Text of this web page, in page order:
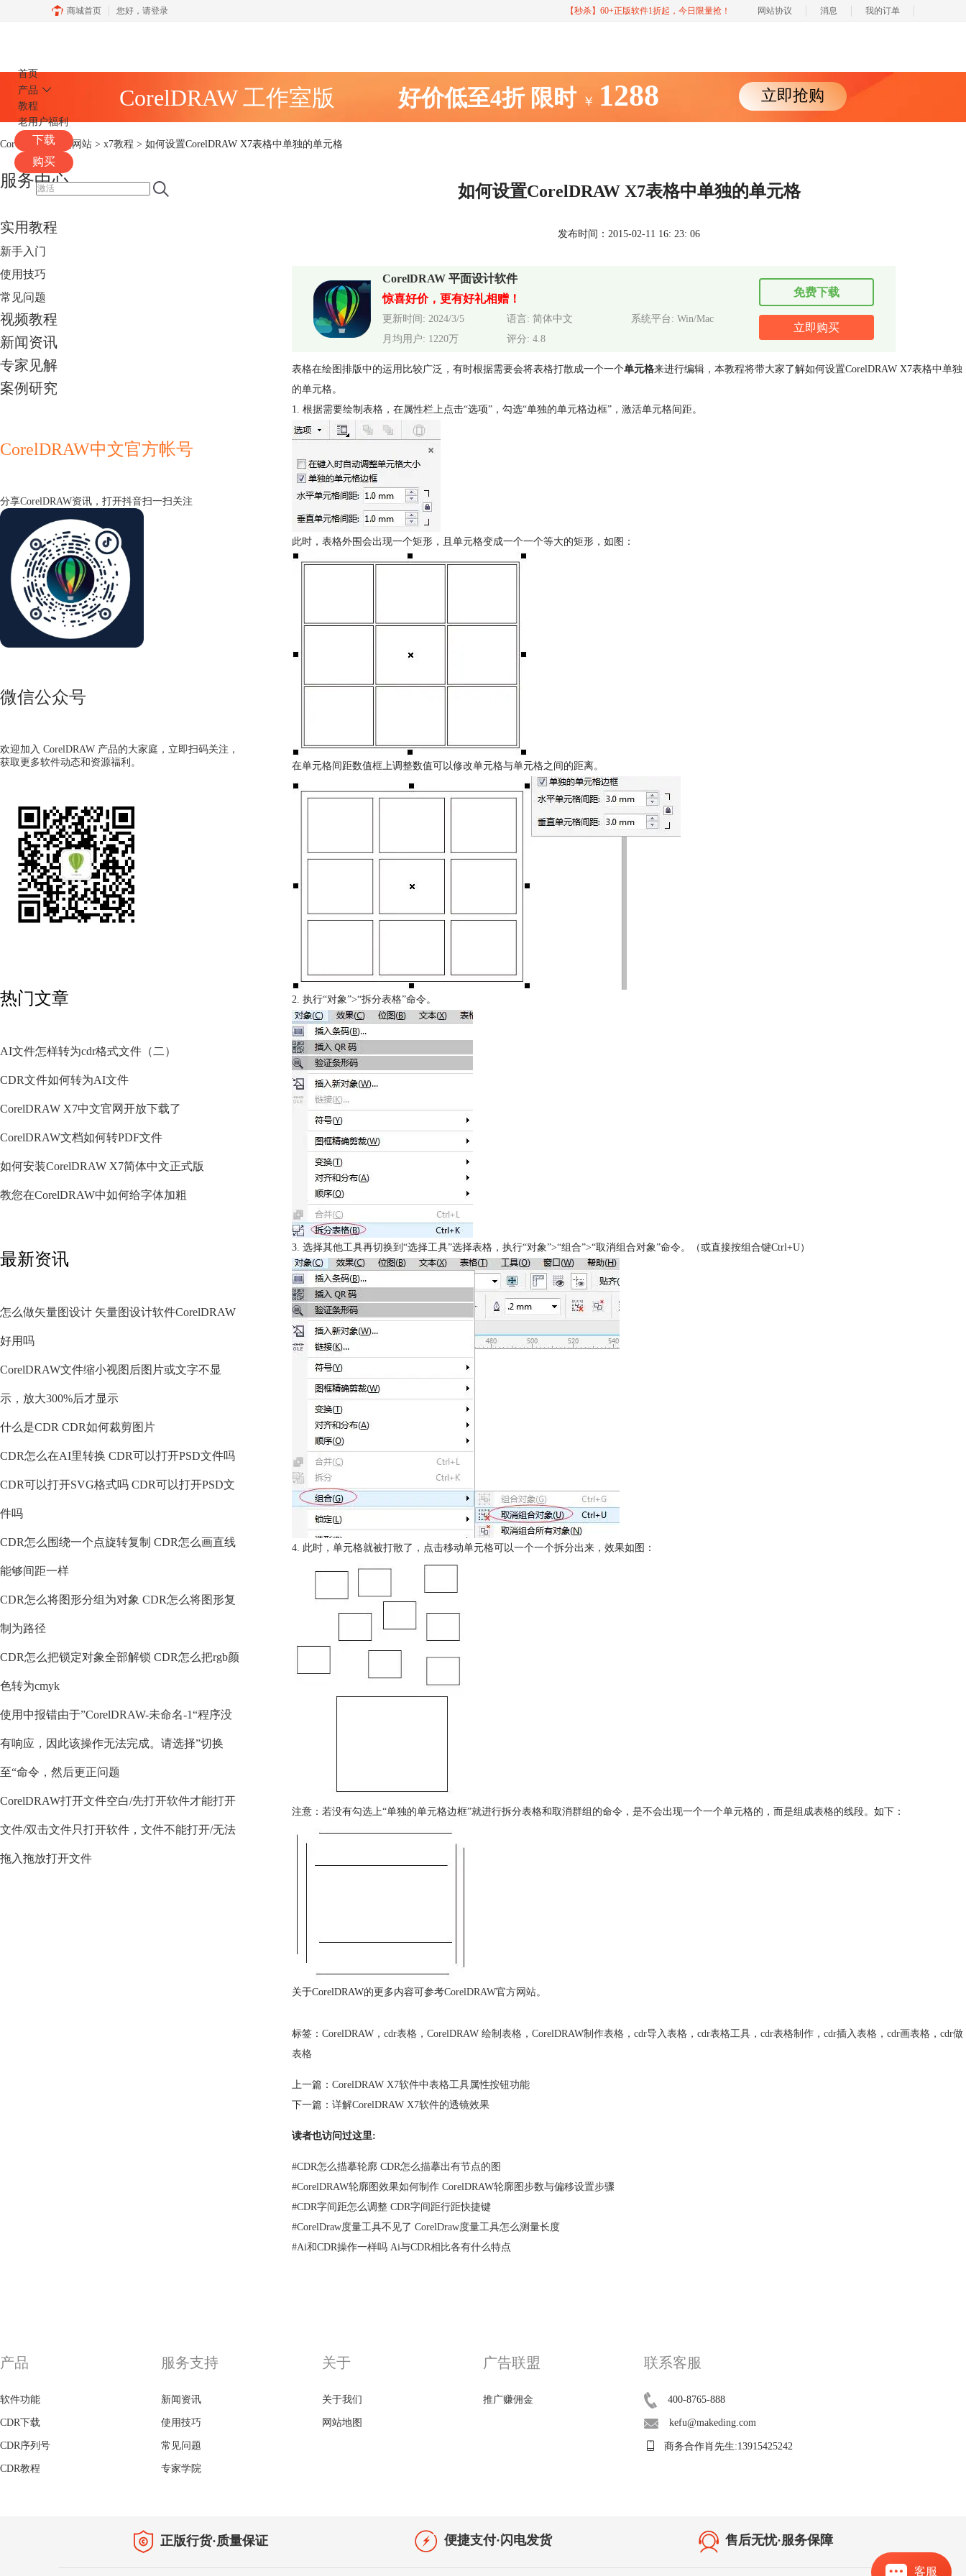
客服
商城首页 您好， 请登录 【秒杀】60+正版软件1折起，今日限量抢！ 网站协议 消息 我的订单
首页
产品
教程
老用户福利
下载
购买
CorelDRAW 工作室版 好价低至4折 限时 ￥ 1288 立即抢购
CorelDRAW中文网站 > x7教程 > 如何设置CorelDRAW X7表格中单独的单元格
服务中心
实用教程
新手入门
使用技巧
常见问题
视频教程
新闻资讯
专家见解
案例研究
CorelDRAW中文官方帐号
分享CorelDRAW资讯，打开抖音扫一扫关注
微信公众号
欢迎加入 CorelDRAW 产品的大家庭，立即扫码关注，
获取更多软件动态和资源福利。
热门文章
AI文件怎样转为cdr格式文件（二）
CDR文件如何转为AI文件
CorelDRAW X7中文官网开放下载了
CorelDRAW文档如何转PDF文件
如何安装CorelDRAW X7简体中文正式版
教您在CorelDRAW中如何给字体加粗
最新资讯
怎么做矢量图设计 矢量图设计软件CorelDRAW
好用吗
CorelDRAW文件缩小视图后图片或文字不显
示，放大300%后才显示
什么是CDR CDR如何裁剪图片
CDR怎么在AI里转换 CDR可以打开PSD文件吗
CDR可以打开SVG格式吗 CDR可以打开PSD文
件吗
CDR怎么围绕一个点旋转复制 CDR怎么画直线
能够间距一样
CDR怎么将图形分组为对象 CDR怎么将图形复
制为路径
CDR怎么把锁定对象全部解锁 CDR怎么把rgb颜
色转为cmyk
使用中报错由于”CorelDRAW-未命名-1“程序没
有响应，因此该操作无法完成。请选择”切换
至“命令，然后更正问题
CorelDRAW打开文件空白/先打开软件才能打开
文件/双击文件只打开软件，文件不能打开/无法
拖入拖放打开文件
如何设置CorelDRAW X7表格中单独的单元格
发布时间：2015-02-11 16: 23: 06
CorelDRAW 平面设计软件
惊喜好价，更有好礼相赠！
更新时间: 2024/3/5 语言: 简体中文
系统平台: Win/Mac
月均用户: 1220万
评分: 4.8
免费下载
立即购买
表格在绘图排版中的运用比较广泛，有时根据需要会将表格打散成一个一个单元格来进行编辑，本教程将带大家了解如何设置CorelDRAW X7表格中单独
的单元格。
1. 根据需要绘制表格，在属性栏上点击“选项”，勾选“单独的单元格边框”，激活单元格间距。
此时，表格外围会出现一个矩形，且单元格变成一个一个等大的矩形，如图：
在单元格间距数值框上调整数值可以修改单元格与单元格之间的距离。
2. 执行“对象”>“拆分表格”命令。
3. 选择其他工具再切换到“选择工具”选择表格，执行“对象”>“组合”>“取消组合对象”命令。（或直接按组合键Ctrl+U）
4. 此时，单元格就被打散了，点击移动单元格可以一个一个拆分出来，效果如图：
注意：若没有勾选上“单独的单元格边框”就进行拆分表格和取消群组的命令，是不会出现一个一个单元格的，而是组成表格的线段。如下：
关于CorelDRAW的更多内容可参考CorelDRAW官方网站。
标签： CorelDRAW ， cdr表格 ， CorelDRAW 绘制表格 ， CorelDRAW制作表格 ， cdr导入表格 ， cdr表格工具 ， cdr表格制作 ， cdr插入表格 ， cdr画表格 ， cdr做
表格
上一篇： CorelDRAW X7软件中表格工具属性按钮功能
下一篇： 详解CorelDRAW X7软件的透镜效果
读者也访问过这里:
#CDR怎么描摹轮廓 CDR怎么描摹出有节点的图
#CorelDRAW轮廓图效果如何制作 CorelDRAW轮廓图步数与偏移设置步骤
#CDR字间距怎么调整 CDR字间距行距快捷键
#CorelDraw度量工具不见了 CorelDraw度量工具怎么测量长度
#Ai和CDR操作一样吗 Ai与CDR相比各有什么特点
产品
软件功能
CDR下载
CDR序列号
CDR教程
服务支持
新闻资讯
使用技巧
常见问题
专家学院
关于
关于我们
网站地图
广告联盟
推广赚佣金
联系客服
400-8765-888
kefu@makeding.com
商务合作肖先生:13915425242
正版行货·质量保证 便捷支付·闪电发货 售后无忧·服务保障